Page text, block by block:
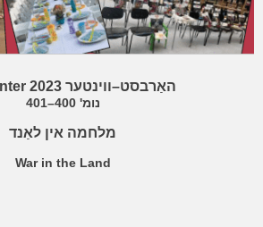
2023 האַרבסט–ווינטער
נומ' 400–401
מלחמה אין לאַנד
War in the Land